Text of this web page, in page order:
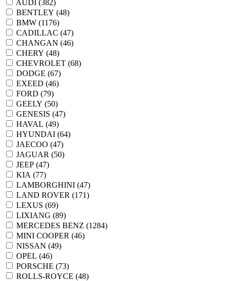
AUDI (382)
BENTLEY (48)
BMW (1176)
CADILLAC (47)
CHANGAN (46)
CHERY (48)
CHEVROLET (68)
DODGE (67)
EXEED (46)
FORD (79)
GEELY (50)
GENESIS (47)
HAVAL (49)
HYUNDAI (64)
JAECOO (47)
JAGUAR (50)
JEEP (47)
KIA (77)
LAMBORGHINI (47)
LAND ROVER (171)
LEXUS (69)
LIXIANG (89)
MERCEDES BENZ (1284)
MINI COOPER (46)
NISSAN (49)
OPEL (46)
PORSCHE (73)
ROLLS-ROYCE (48)